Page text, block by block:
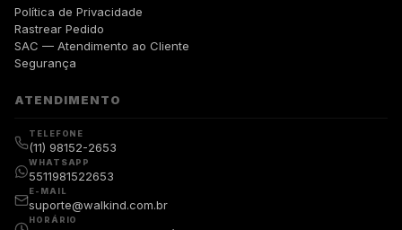
Política de Privacidade
Rastrear Pedido
SAC — Atendimento ao Cliente
Segurança
ATENDIMENTO
TELEFONE
(11) 98152-2653
WHATSAPP
5511981522653
E-MAIL
suporte@walkind.com.br
HORÁRIO